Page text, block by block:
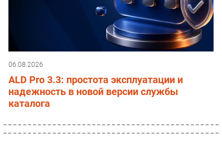
06.08.2026
ALD Pro 3.3: простота эксплуатации и
надежность в новой версии службы
каталога